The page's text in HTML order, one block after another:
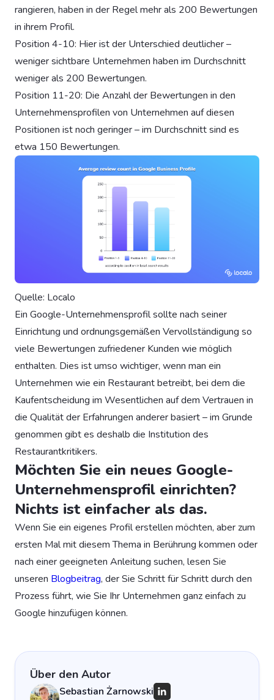
rangieren, haben in der Regel mehr als 200 Bewertungen
in ihrem Profil.
Position 4-10: Hier ist der Unterschied deutlicher –
weniger sichtbare Unternehmen haben im Durchschnitt
weniger als 200 Bewertungen.
Position 11-20: Die Anzahl der Bewertungen in den
Unternehmensprofilen von Unternehmen auf diesen
Positionen ist noch geringer – im Durchschnitt sind es
etwa 150 Bewertungen.
Quelle: Localo
Ein Google-Unternehmensprofil sollte nach seiner
Einrichtung und ordnungsgemäßen Vervollständigung so
viele Bewertungen zufriedener Kunden wie möglich
enthalten. Dies ist umso wichtiger, wenn man ein
Unternehmen wie ein Restaurant betreibt, bei dem die
Kaufentscheidung im Wesentlichen auf dem Vertrauen in
die Qualität der Erfahrungen anderer basiert – im Grunde
genommen gibt es deshalb die Institution des
Restaurantkritikers.
Möchten Sie ein neues Google-
Unternehmensprofil einrichten?
Nichts ist einfacher als das.
Wenn Sie ein eigenes Profil erstellen möchten, aber zum
ersten Mal mit diesem Thema in Berührung kommen oder
nach einer geeigneten Anleitung suchen, lesen Sie
unseren Blogbeitrag, der Sie Schritt für Schritt durch den
Prozess führt, wie Sie Ihr Unternehmen ganz einfach zu
Google hinzufügen können.
Über den Autor
Sebastian Żarnowski